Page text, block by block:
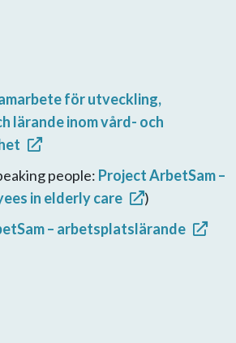
för utveckling,
lärande inom vård- och
people: Project ArbetSam –
in elderly care
)
– arbetsplatslärande